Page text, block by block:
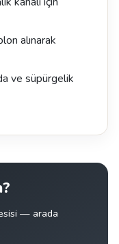
alınarak
ve süpürgelik
— arada